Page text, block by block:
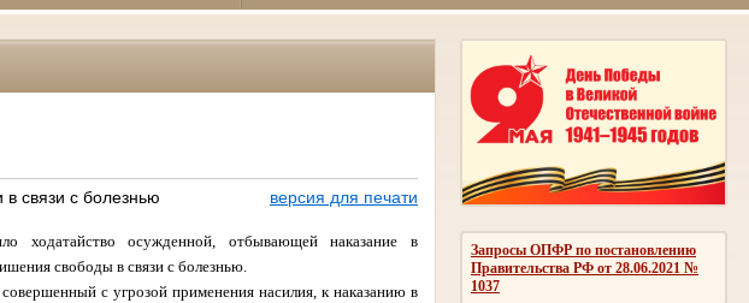
Запросы ОПФР по постановлению
Правительства РФ от 28.06.2021 №
1037
в связи с болезнью
версия для печати
ходатайство осужденной, отбывающей наказание в
свободы в связи с болезнью.
с угрозой применения насилия, к наказанию в